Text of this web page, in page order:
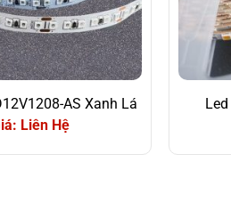
AS Xanh Lá
Liên Hệ